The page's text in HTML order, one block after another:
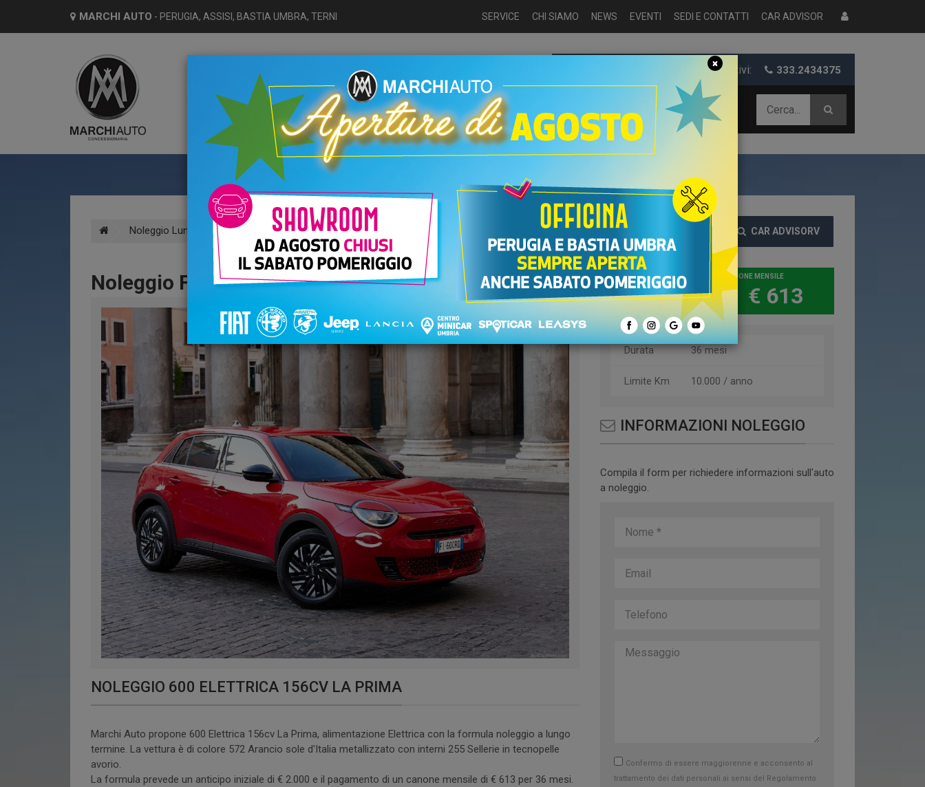
MARCHI AUTO - PERUGIA, ASSISI, BASTIA UMBRA, TERNI SERVICE CHI SIAMO NEWS EVENTI SEDI E CONTATTI CAR ADVISOR
Chiamaci per informazioni e preventivi: 333.2434375
HOME USATO NUOVO NOLEGGIO USATO AZIENDALE
Noleggio Lungo Termine Fiat Fiat 600 Elettrica 156cv La Prima CAR ADVISORV
Noleggio Fiat 600 Elettrica 156cv La Prima
NOLEGGIO 600 ELETTRICA 156CV LA PRIMA
Marchi Auto propone 600 Elettrica 156cv La Prima, alimentazione Elettrica con la formula noleggio a lungo
termine. La vettura è di colore 572 Arancio sole d'Italia metallizzato con interni 255 Sellerie in tecnopelle
avorio.
La formula prevede un anticipo iniziale di € 2.000 e il pagamento di un canone mensile di € 613 per 36 mesi.
ANTICIPO
€ 2.000
CANONE MENSILE
€ 613
Durata 36 mesi
Limite Km 10.000 / anno
INFORMAZIONI NOLEGGIO
Compila il form per richiedere informazioni sull'auto
a noleggio.
Confermo di essere maggiorenne e acconsento al
trattamento dei dati personali ai sensi del Regolamento
×